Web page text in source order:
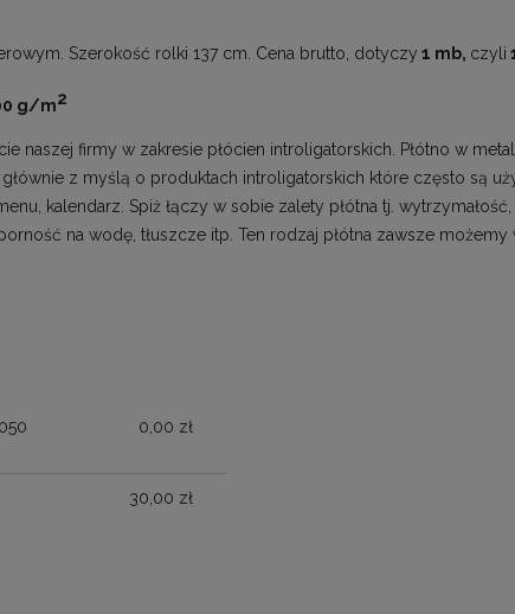
Szerokość rolki 137 cm. Cena brutto, dotyczy 1 mb, czyli
g/m2
naszej firmy w zakresie płócien introligatorskich. Płótno w
głównie z myślą o produktach introligatorskich które często są
kalendarz. Spiż łączy w sobie zalety płótna tj.
na wodę, tłuszcze itp. Ten rodzaj płótna zawsze
EWENTUALNYCH
0,00 zł
30,00 zł